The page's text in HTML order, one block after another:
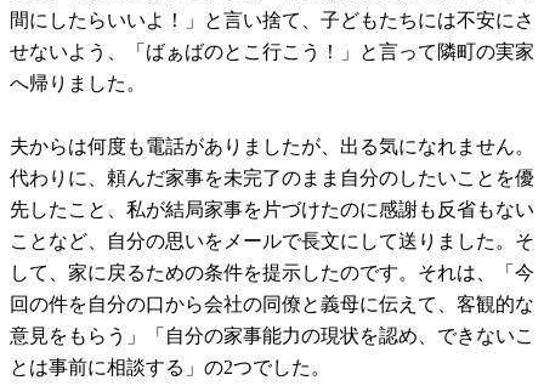
間にしたらいいよ！」と言い捨て、子どもたちには不安にさ
せないよう、「ばぁばのとこ行こう！」と言って隣町の実家
へ帰りました。
夫からは何度も電話がありましたが、出る気になれません。
代わりに、頼んだ家事を未完了のまま自分のしたいことを優
先したこと、私が結局家事を片づけたのに感謝も反省もない
ことなど、自分の思いをメールで長文にして送りました。そ
して、家に戻るための条件を提示したのです。それは、「今
回の件を自分の口から会社の同僚と義母に伝えて、客観的な
意見をもらう」「自分の家事能力の現状を認め、できないこ
とは事前に相談する」の2つでした。